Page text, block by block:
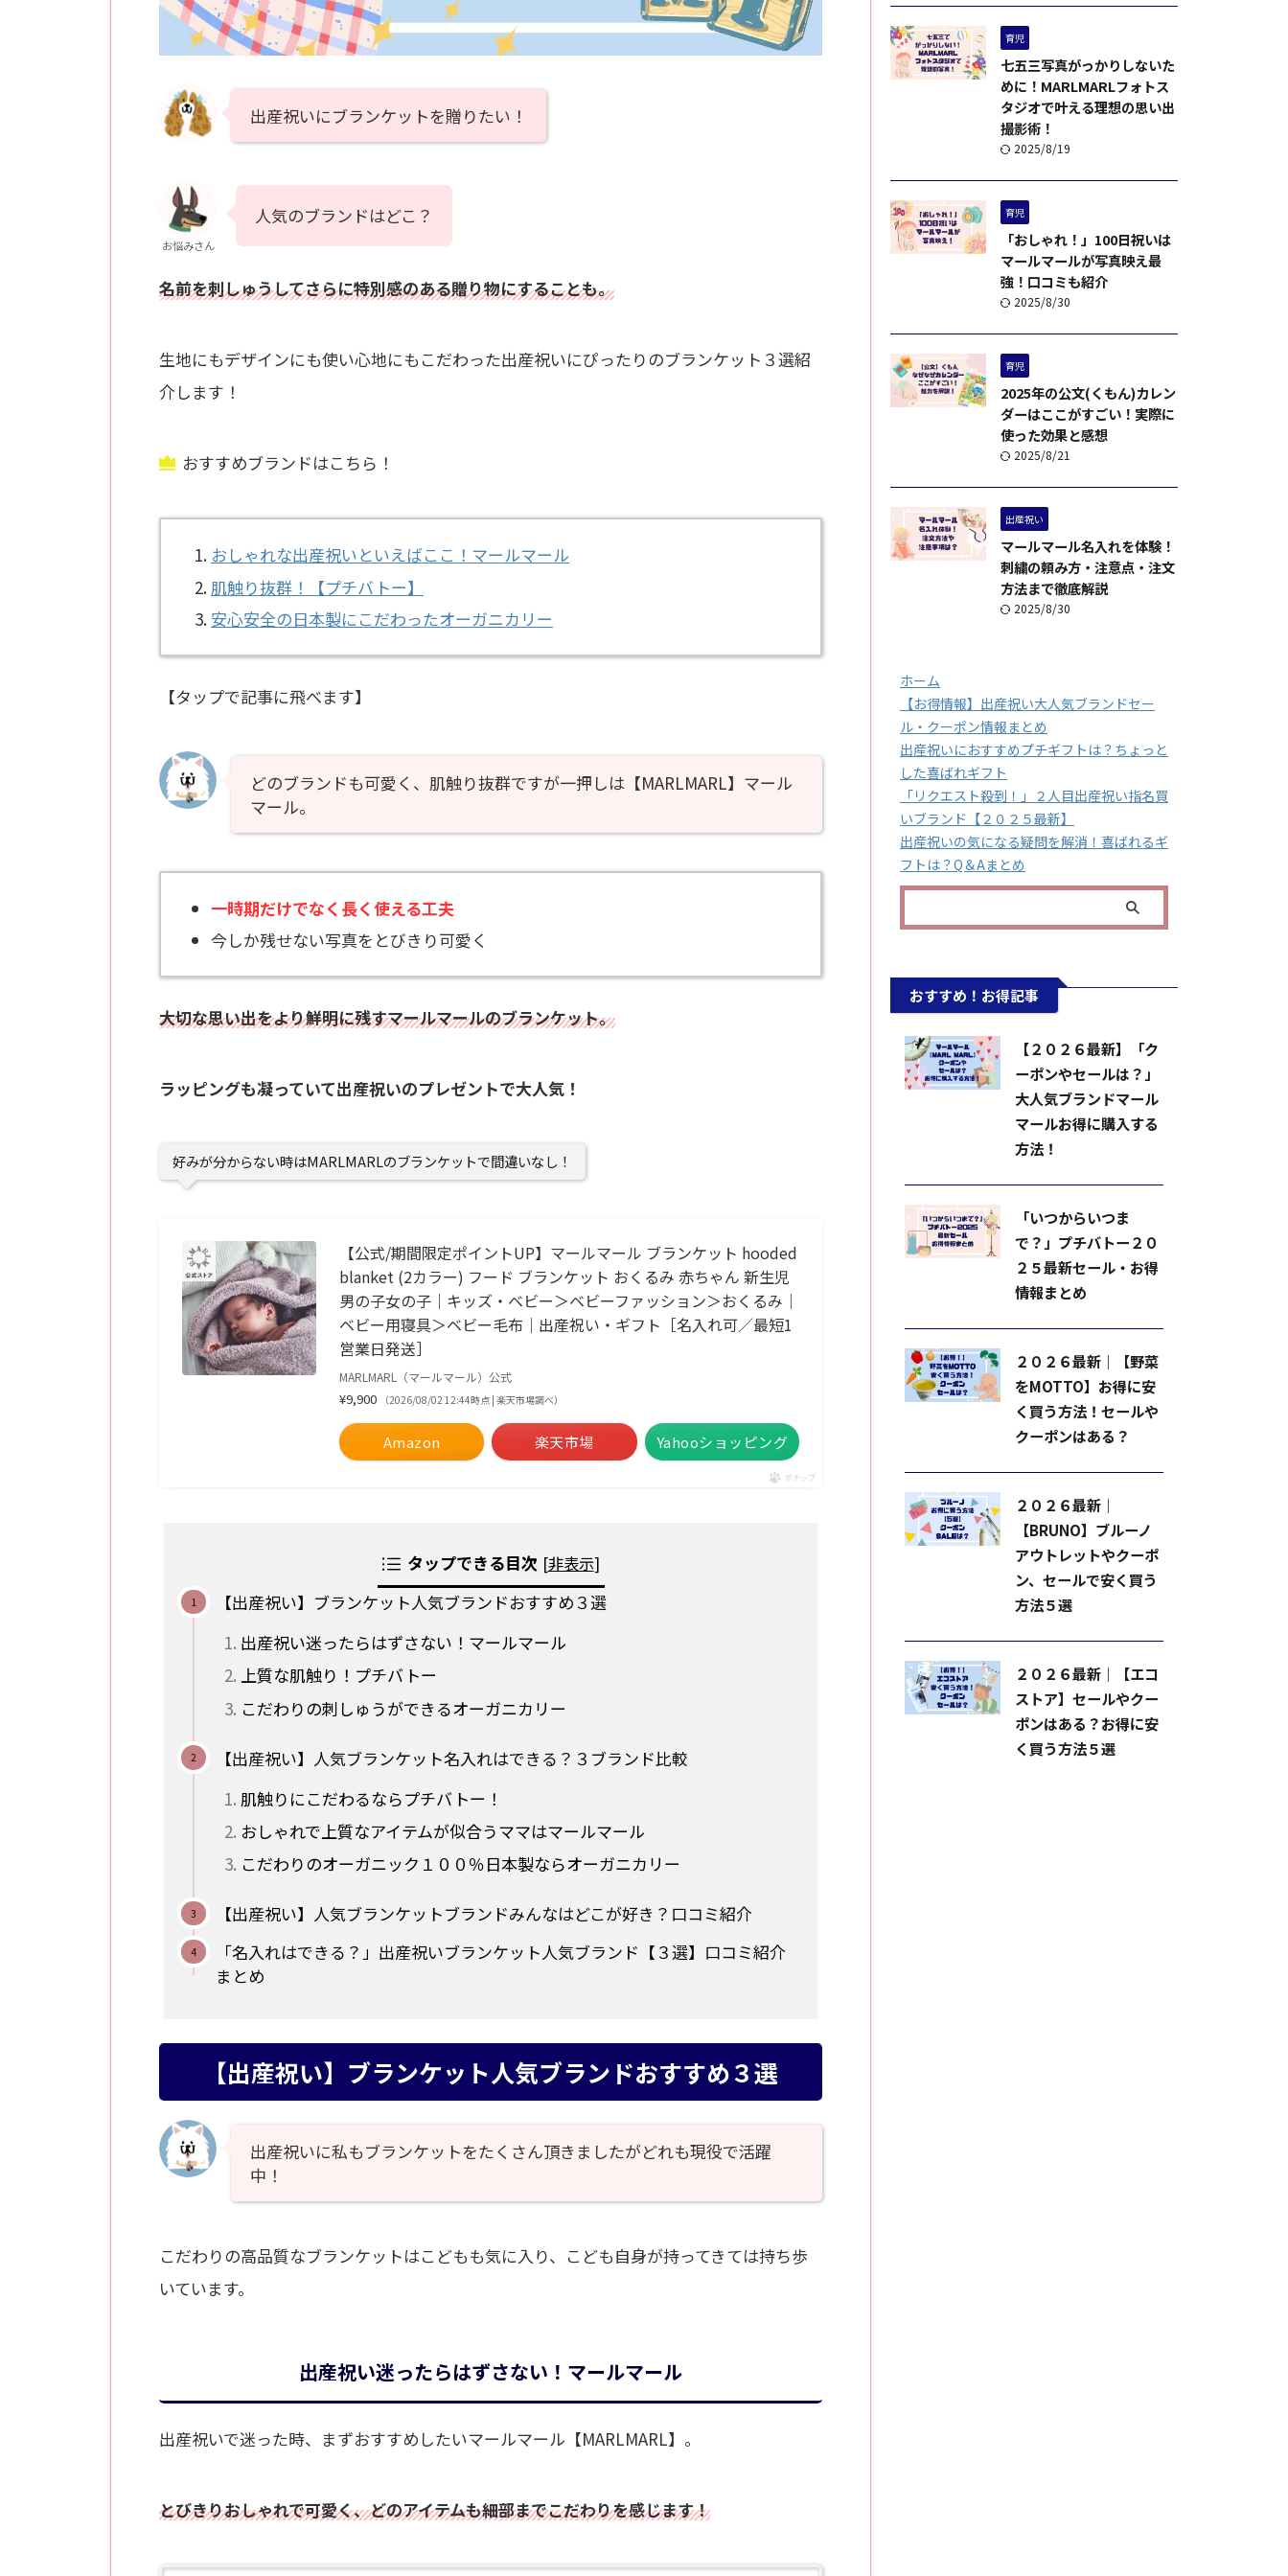
出産祝いにブランケットを贈りたい！
お悩みさん
人気のブランドはどこ？
名前を刺しゅうしてさらに特別感のある贈り物にすることも。
生地にもデザインにも使い心地にもこだわった出産祝いにぴったりのブランケット３選紹
介します！
おすすめブランドはこちら！
おしゃれな出産祝いといえばここ！マールマール
肌触り抜群！【プチバトー】
安心安全の日本製にこだわったオーガニカリー
【タップで記事に飛べます】
どのブランドも可愛く、肌触り抜群ですが一押しは【MARLMARL】マール
マール。
一時期だけでなく長く使える工夫
今しか残せない写真をとびきり可愛く
大切な思い出をより鮮明に残すマールマールのブランケット。
ラッピングも凝っていて出産祝いのプレゼントで大人気！
好みが分からない時はMARLMARLのブランケットで間違いなし！
【公式/期間限定ポイントUP】マールマール ブランケット hooded
blanket (2カラー) フード ブランケット おくるみ 赤ちゃん 新生児
男の子女の子｜キッズ・ベビー＞ベビーファッション＞おくるみ｜
ベビー用寝具＞ベビー毛布｜出産祝い・ギフト［名入れ可／最短1
営業日発送］
MARLMARL（マールマール）公式
¥9,900 （2026/08/02 12:44時点 | 楽天市場調べ）
Amazon 楽天市場 Yahooショッピング
ポチップ
タップできる目次 [非表示]
【出産祝い】ブランケット人気ブランドおすすめ３選
出産祝い迷ったらはずさない！マールマール
上質な肌触り！プチバトー
こだわりの刺しゅうができるオーガニカリー
【出産祝い】人気ブランケット名入れはできる？３ブランド比較
肌触りにこだわるならプチバトー！
おしゃれで上質なアイテムが似合うママはマールマール
こだわりのオーガニック１００％日本製ならオーガニカリー
【出産祝い】人気ブランケットブランドみんなはどこが好き？口コミ紹介
「名入れはできる？」出産祝いブランケット人気ブランド【３選】口コミ紹介
まとめ
【出産祝い】ブランケット人気ブランドおすすめ３選
出産祝いに私もブランケットをたくさん頂きましたがどれも現役で活躍
中！
こだわりの高品質なブランケットはこどもも気に入り、こども自身が持ってきては持ち歩
いています。
出産祝い迷ったらはずさない！マールマール
出産祝いで迷った時、まずおすすめしたいマールマール【MARLMARL】。
とびきりおしゃれで可愛く、どのアイテムも細部までこだわりを感じます！
育児
七五三写真がっかりしないた
めに！MARLMARLフォトス
タジオで叶える理想の思い出
撮影術！
2025/8/19
育児
「おしゃれ！」100日祝いは
マールマールが写真映え最
強！口コミも紹介
2025/8/30
育児
2025年の公文(くもん)カレン
ダーはここがすごい！実際に
使った効果と感想
2025/8/21
出産祝い
マールマール名入れを体験！
刺繍の頼み方・注意点・注文
方法まで徹底解説
2025/8/30
ホーム
【お得情報】出産祝い大人気ブランドセー
ル・クーポン情報まとめ
出産祝いにおすすめプチギフトは？ちょっと
した喜ばれギフト
「リクエスト殺到！」２人目出産祝い指名買
いブランド【２０２５最新】
出産祝いの気になる疑問を解消！喜ばれるギ
フトは？Q＆Aまとめ
おすすめ！お得記事
【２０２６最新】「ク
ーポンやセールは？」
大人気ブランドマール
マールお得に購入する
方法！
「いつからいつま
で？」プチバトー２０
２５最新セール・お得
情報まとめ
２０２６最新｜【野菜
をMOTTO】お得に安
く買う方法！セールや
クーポンはある？
２０２６最新｜
【BRUNO】ブルーノ
アウトレットやクーポ
ン、セールで安く買う
方法５選
２０２６最新｜【エコ
ストア】セールやクー
ポンはある？お得に安
く買う方法５選